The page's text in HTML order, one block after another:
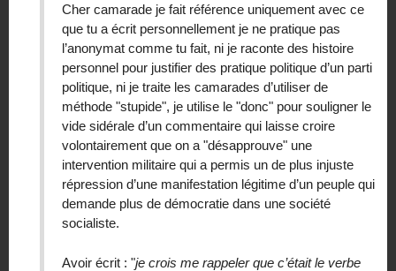
Cher camarade je fait référence uniquement avec ce
que tu a écrit personnellement je ne pratique pas
l’anonymat comme tu fait, ni je raconte des histoire
personnel pour justifier des pratique politique d’un parti
politique, ni je traite les camarades d’utiliser de
méthode "stupide", je utilise le "donc" pour souligner le
vide sidérale d’un commentaire qui laisse croire
volontairement que on a "désapprouve" une
intervention militaire qui a permis un de plus injuste
répression d’une manifestation légitime d’un peuple qui
demande plus de démocratie dans une société
socialiste.
Avoir écrit : "je crois me rappeler que c’était le verbe